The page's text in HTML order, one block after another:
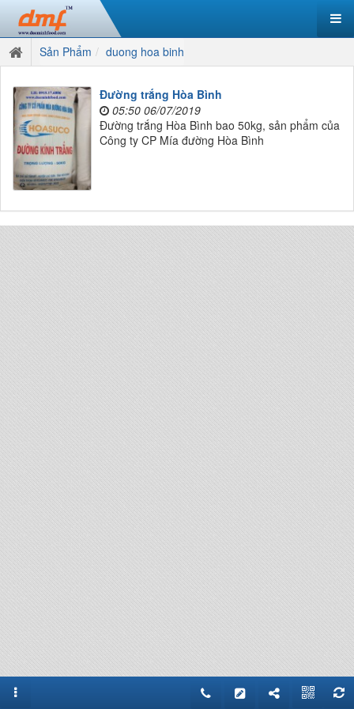
Sản Phẩm duong hoa binh
Đường trắng Hòa Bình
05:50 06/07/2019
Đường trắng Hòa Bình bao 50kg, sản phẩm của
Công ty CP Mía đường Hòa Bình